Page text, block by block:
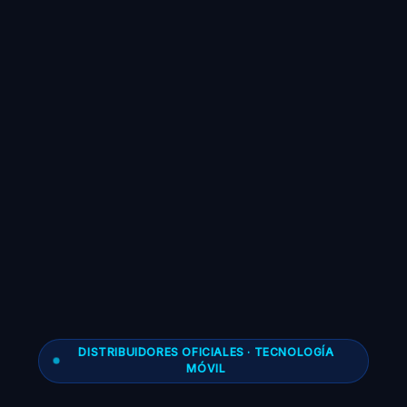
DISTRIBUIDORES OFICIALES · TECNOLOGÍA
MÓVIL